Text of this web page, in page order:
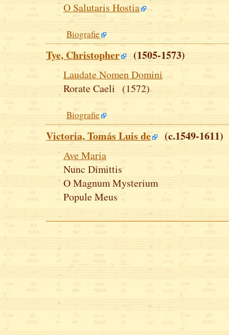
O Salutaris Hostia
Biografie
Tye, Christopher (1505-1573)
Laudate Nomen Domini
Rorate Caeli (1572)
Biografie
Victoria, Tomás Luis de (c.1549-1611)
Ave Maria
Nunc Dimittis
O Magnum Mysterium
Popule Meus